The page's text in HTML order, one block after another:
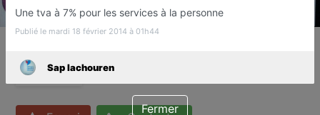
Narbonne
Une tva à 7% pour les services à la personne
Publié le mardi 18 février 2014 à 01h44
Sap Iachouren
Fermer